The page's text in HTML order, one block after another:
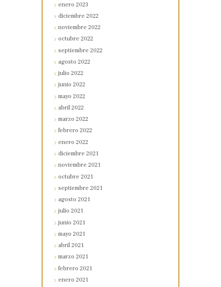
enero2023
diciembre2022
noviembre2022
octubre2022
septiembre2022
agosto2022
julio2022
junio2022
mayo2022
abril2022
marzo2022
febrero2022
enero2022
diciembre2021
noviembre2021
octubre2021
septiembre2021
agosto2021
julio2021
junio2021
mayo2021
abril2021
marzo2021
febrero2021
enero2021